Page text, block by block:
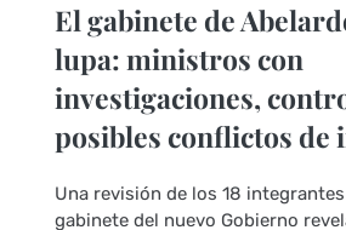
El gabinete de
lupa: ministros con
investigaciones,
posibles conflictos de
Una revisión de los 18
gabinete del nuevo Gobierno